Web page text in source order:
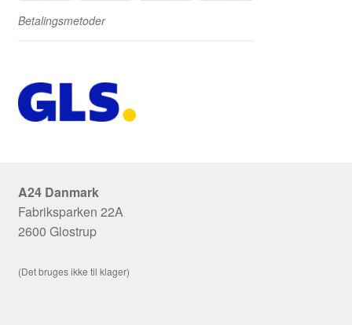
Betalingsmetoder
A24 Danmark
Fabriksparken 22A
2600 Glostrup
(Det bruges ikke til klager)